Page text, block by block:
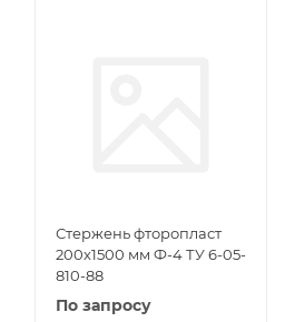
Стержень фторопласт
200х1500 мм Ф-4 ТУ 6-05-
810-88
По запросу